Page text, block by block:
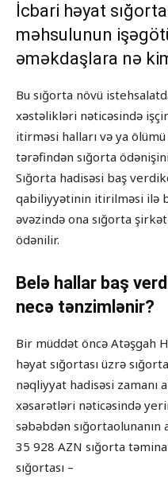
İcbari həyat
məhsulunun
əməkdaşlara nə
Bu sığorta növü
xəstəlikləri nəticəsində
itirməsi halları və ya
tərəfindən sığorta
Sığorta hadisəsi baş
qabiliyyətinin itirilməsi ilə
əvəzində ona sığorta
ödənilir.
Belə hallar baş
necə tənzimlənir?
Bir müddət öncə Atəşgah
həyat sığortası üzrə
nəqliyyat hadisəsi zamanı
xəsarətləri nəticəsində
səbəbdən
35 928 AZN sığorta
sığortası –